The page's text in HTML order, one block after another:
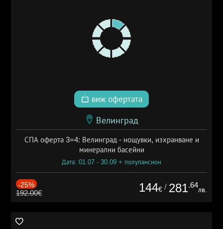
виж офертата
Велинград
СПА оферта 3=4: Велинград - нощувки, изхранване и
минерални басейни
Дата: 01.07 - 30.09 + полупансион
-25%
192.00€ 144€ / 281.64
лв.